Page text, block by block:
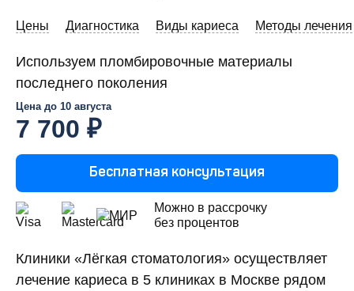
Используем пломбировочные материалы
последнего поколения
Цена до 10 августа
7 700 ₽
Бесплатная консультация
Можно в рассрочку
без процентов
Цены Диагностика Виды кариеса Методы лечения
Клиники «Лёгкая стоматология» осуществляет
лечение кариеса в 5 клиниках в Москве рядом